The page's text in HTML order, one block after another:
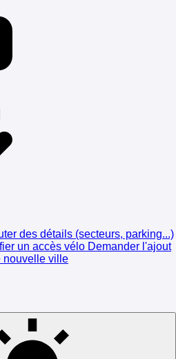
des détails (secteurs, parking...)
un accès vélo Demander l'ajout
nouvelle ville